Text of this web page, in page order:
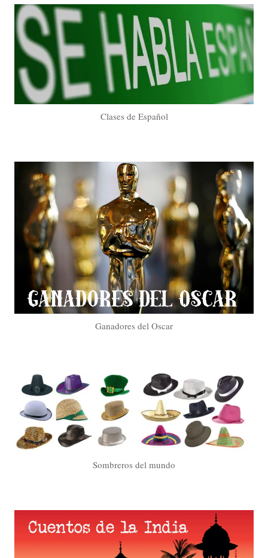
Clases de Español
Ganadores del Oscar
Sombreros del mundo